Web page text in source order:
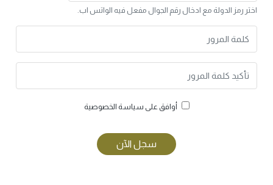
Arabia
.اختر رمز الدولة مع ادخال رقم الجوال مفعل فيه الواتس اب
أوافق على سياسة الخصوصية
سجل الآن